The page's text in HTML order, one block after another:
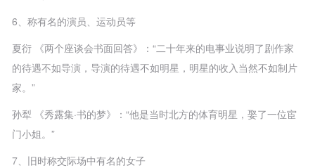
6、称有名的演员、运动员等
夏衍 《两个座谈会书面回答》：“二十年来的电事业说明了剧作家
的待遇不如导演，导演的待遇不如明星，明星的收入当然不如制片
家。”
孙犁 《秀露集·书的梦》：“他是当时北方的体育明星，娶了一位宦
门小姐。”
7、旧时称交际场中有名的女子